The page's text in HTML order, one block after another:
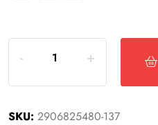
SKU:2906825480-137